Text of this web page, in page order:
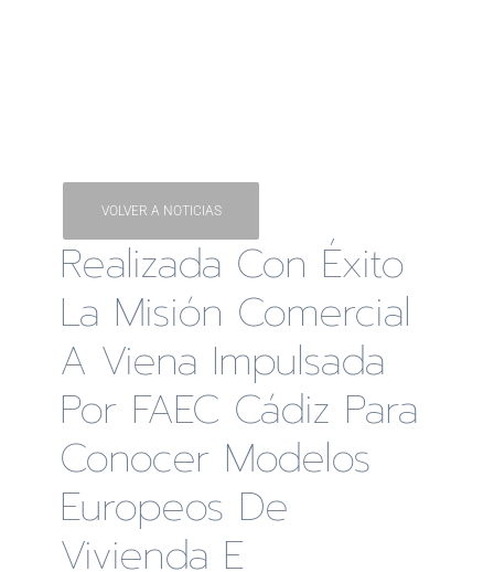
VOLVER A NOTICIAS
Realizada Con Éxito
La Misión Comercial
A Viena Impulsada
Por FAEC Cádiz Para
Conocer Modelos
Europeos De
Vivienda E